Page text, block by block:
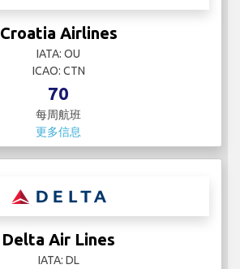
Croatia Airlines
IATA: OU
ICAO: CTN
70
每周航班
更多信息
Delta Air Lines
IATA: DL